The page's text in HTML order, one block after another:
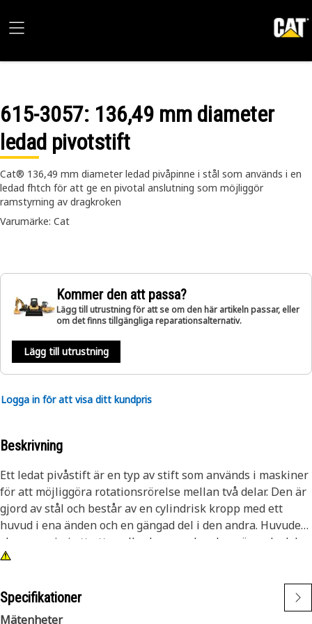
615-3057: 136,49 mm diameter
ledad pivotstift
Cat® 136,49 mm diameter ledad pivåpinne i stål som används i en
ledad fhtch för att ge en pivotal anslutning som möjliggör
ramstyrning av dragkroken
Varumärke: Cat
Kommer den att passa?
Lägg till utrustning för att se om den här artikeln passar, eller
om det finns tillgängliga reparationsalternativ.
Lägg till utrustning
Logga in för att visa ditt kundpris
Beskrivning
Ett ledat pivåstift är en typ av stift som används i maskiner
för att möjliggöra rotationsrörelse mellan två delar. Den är
gjord av stål och består av en cylindrisk kropp med ett
huvud i ena änden och en gängad del i den andra. Huvudet
ska passa in i ett uttag eller hus, medan den gängade delen
används för att säkra stiftet på plats med en mutter eller
Attribut:
Specifikationer
Mätenheter